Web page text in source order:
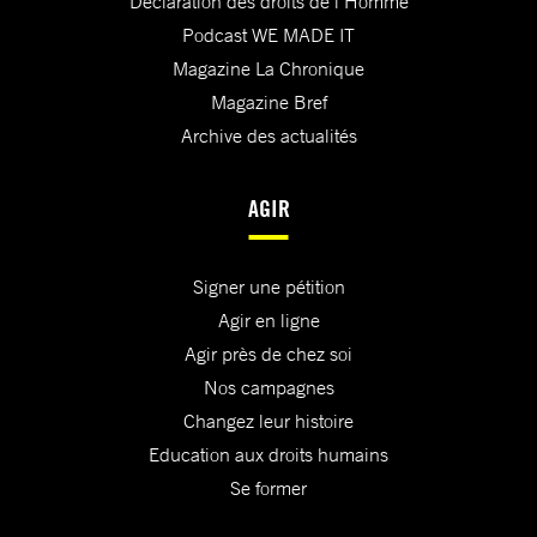
Podcast WE MADE IT
Magazine La Chronique
Magazine Bref
Archive des actualités
AGIR
Signer une pétition
Agir en ligne
Agir près de chez soi
Nos campagnes
Changez leur histoire
Education aux droits humains
Se former